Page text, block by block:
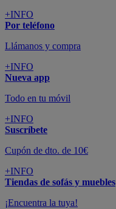
+INFO
Por teléfono
Llámanos y compra
+INFO
Nueva app
Todo en tu móvil
+INFO
Suscríbete
Cupón de dto. de 10€
+INFO
Tiendas de sofás y muebles
¡Encuentra la tuya!